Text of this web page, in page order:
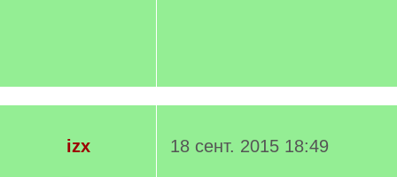
izx 18 сент. 2015 18:49